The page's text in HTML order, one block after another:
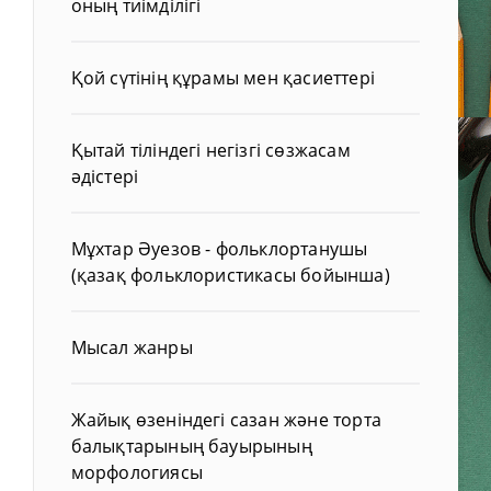
оның тиімділігі
Қой сүтінің құрамы мен қасиеттері
Қытай тіліндегі негізгі сөзжасам
әдістері
Мұхтар Әуезов - фольклортанушы
(қазақ фольклористикасы бойынша)
Мысал жанры
Жайық өзеніндегі сазан және торта
балықтарының бауырының
морфологиясы